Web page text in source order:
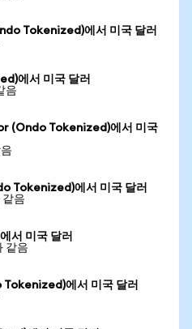
Tokenized)에서 미국 달러
에서 미국 달러
음
(Ondo Tokenized)에서 미국
Tokenized)에서 미국 달러
음
서 미국 달러
같음
에서 미국 달러